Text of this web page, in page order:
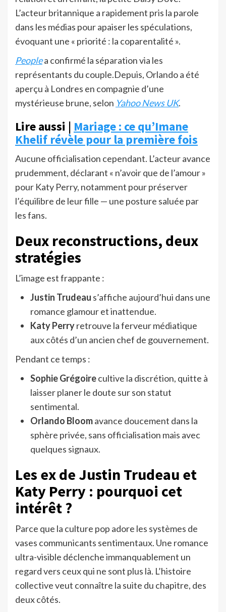
L’acteur britannique a rapidement pris la parole
dans les médias pour apaiser les spéculations,
évoquant une « priorité : la coparentalité ».
Peoplea confirmé la séparation via les
représentants du couple.Depuis, Orlando a été
aperçu à Londres en compagnie d’une
mystérieuse brune, selon Yahoo News UK.
Lire aussi | Mariage : ce qu’Imane
Khelif révèle pour la première fois
Aucune officialisation cependant. L’acteur avance
prudemment, déclarant « n’avoir que de l’amour »
pour Katy Perry, notamment pour préserver
l’équilibre de leur fille — une posture saluée par
les fans.
Deux reconstructions, deux
stratégies
L’image est frappante :
Justin Trudeau s’affiche aujourd’hui dans une
romance glamour et inattendue.
Katy Perryretrouve la ferveur médiatique
aux côtés d’un ancien chef de gouvernement.
Pendant ce temps :
Sophie Grégoirecultive la discrétion, quitte à
laisser planer le doute sur son statut
sentimental.
Orlando Bloomavance doucement dans la
sphère privée, sans officialisation mais avec
quelques signaux.
Les ex de Justin Trudeau et
Katy Perry : pourquoi cet
intérêt ?
Parce que la culture pop adore les systèmes de
vases communicants sentimentaux. Une romance
ultra-visible déclenche immanquablement un
regard vers ceux qui ne sont plus là. L’histoire
collective veut connaître la suite du chapitre, des
deux côtés.